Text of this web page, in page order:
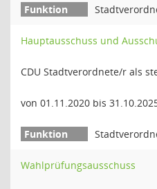
Hauptausschuss und
CDU Stadtverordnete/r als
von 01.11.2020 bis
Wahlprüfungsausschuss